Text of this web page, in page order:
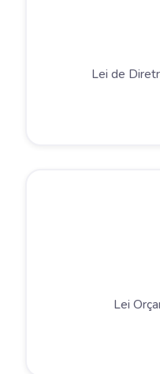
Lei de
Lei